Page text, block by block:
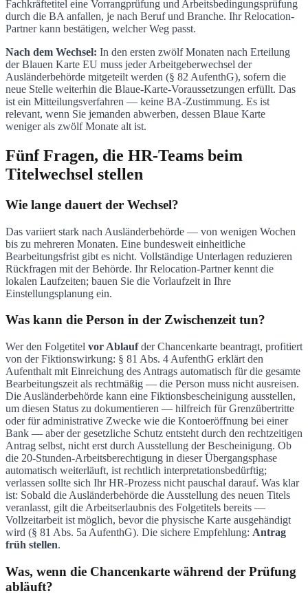
Fachkräftetitel eine Vorrangprüfung und Arbeitsbedingungsprüfung
durch die BA anfallen, je nach Beruf und Branche. Ihr Relocation-
Partner kann bestätigen, welcher Weg passt.
Nach dem Wechsel: In den ersten zwölf Monaten nach Erteilung
der Blauen Karte EU muss jeder Arbeitgeberwechsel der
Ausländerbehörde mitgeteilt werden (§ 82 AufenthG), sofern die
neue Stelle weiterhin die Blaue-Karte-Voraussetzungen erfüllt. Das
ist ein Mitteilungsverfahren — keine BA-Zustimmung. Es ist
relevant, wenn Sie jemanden abwerben, dessen Blaue Karte
weniger als zwölf Monate alt ist.
Fünf Fragen, die HR-Teams beim
Titelwechsel stellen
Wie lange dauert der Wechsel?
Das variiert stark nach Ausländerbehörde — von wenigen Wochen
bis zu mehreren Monaten. Eine bundesweit einheitliche
Bearbeitungsfrist gibt es nicht. Vollständige Unterlagen reduzieren
Rückfragen mit der Behörde. Ihr Relocation-Partner kennt die
lokalen Laufzeiten; bauen Sie die Vorlaufzeit in Ihre
Einstellungsplanung ein.
Was kann die Person in der Zwischenzeit tun?
Wer den Folgetitel vor Ablaufder Chancenkarte beantragt, profitiert
von der Fiktionswirkung: § 81 Abs. 4 AufenthG erklärt den
Aufenthalt mit Einreichung des Antrags automatisch für die gesamte
Bearbeitungszeit als rechtmäßig — die Person muss nicht ausreisen.
Die Ausländerbehörde kann eine Fiktionsbescheinigung ausstellen,
um diesen Status zu dokumentieren — hilfreich für Grenzübertritte
oder für administrative Zwecke wie die Kontoeröffnung bei einer
Bank — aber der gesetzliche Schutz entsteht durch den rechtzeitigen
Antrag selbst, nicht erst durch Ausstellung der Bescheinigung. Ob
die 20-Stunden-Arbeitsberechtigung in dieser Übergangsphase
automatisch weiterläuft, ist rechtlich interpretationsbedürftig;
verlassen sollte sich Ihr HR-Prozess nicht pauschal darauf. Was klar
ist: Sobald die Ausländerbehörde die Ausstellung des neuen Titels
veranlasst, gilt die Arbeitserlaubnis des Folgetitels bereits —
Vollzeitarbeit ist möglich, bevor die physische Karte ausgehändigt
wird (§ 81 Abs. 5a AufenthG). Die sichere Empfehlung: Antrag
früh stellen.
Was, wenn die Chancenkarte während der Prüfung
abläuft?